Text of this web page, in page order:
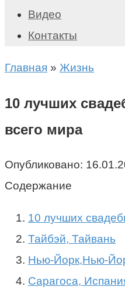
Видео
Контакты
Главная » Жизнь
10 лучших
всего мира
Опубликовано:
Содержание
10 лучших
Тайбэй, Тайвань
Нью-Йорк,Нью-
Сарагоса,